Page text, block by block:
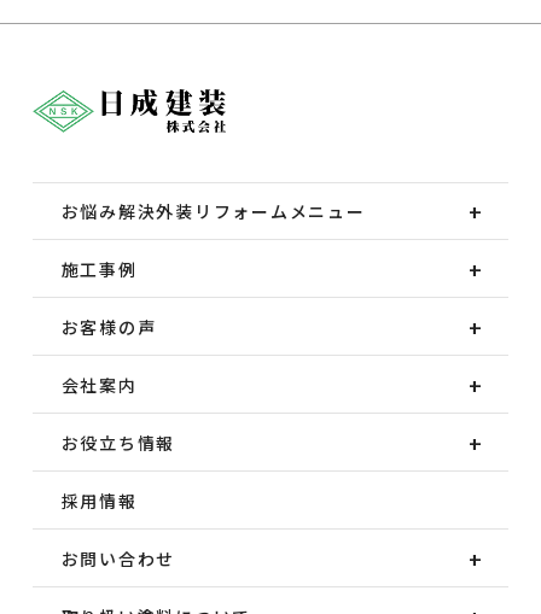
お悩み解決外装 リフォームメニュー
施工事例
お客様の声
会社案内
お役立ち情報
採用情報
お問い合わせ